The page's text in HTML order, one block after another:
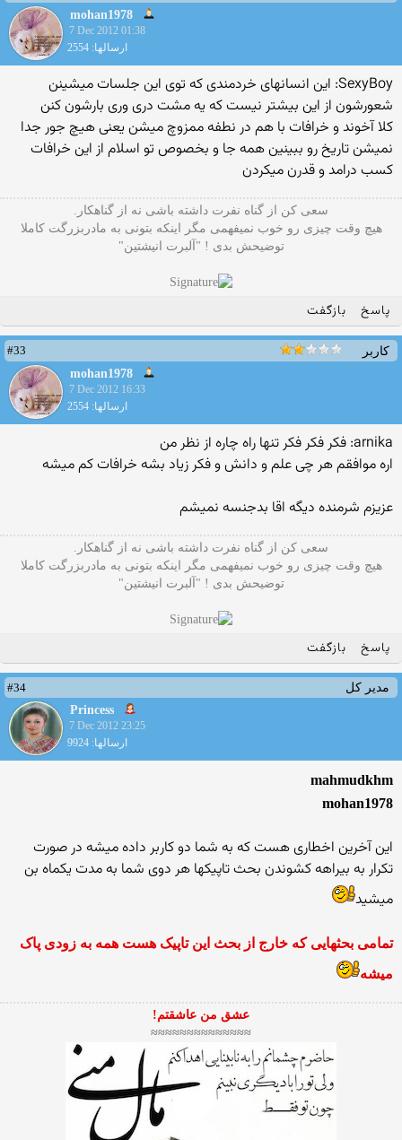
mohan1978
7 Dec 2012 01:38
ارسالها: 2554
SexyBoy: این انسانهای خردمندی که توی این جلسات میشینن
شعورشون از این بیشتر نیست که یه مشت دری وری بارشون کنن
کلا آخوند و خرافات با هم در نطفه ممزوچ میشن یعنی هیچ جور جدا
نمیشن تاریخ رو ببینین همه جا و بخصوص تو اسلام از این خرافات
کسب درامد و قدرن میکردن
سعی کن از گناه نفرت داشته باشی نه از گناهکار.
هیچ وقت چیزی رو خوب نمیفهمی مگر اینکه بتونی به مادربزرگت کاملا
توضیحش بدی ! "آلبرت انیشتین"
پاسخ بازگفت
کاربر
#33
mohan1978
7 Dec 2012 16:33
ارسالها: 2554
arnika: فکر فکر فکر تنها راه چاره از نظر من
اره موافقم هر چی علم و دانش و فکر زیاد بشه خرافات کم میشه
عزیزم شرمنده دیگه اقا بدجنسه نمیشم
سعی کن از گناه نفرت داشته باشی نه از گناهکار.
هیچ وقت چیزی رو خوب نمیفهمی مگر اینکه بتونی به مادربزرگت کاملا
توضیحش بدی ! "آلبرت انیشتین"
پاسخ بازگفت
مدیر کل
#34
Princess
7 Dec 2012 23:25
ارسالها: 9924
mahmudkhm
mohan1978
این آخرین اخطاری هست که به شما دو کاربر داده میشه در صورت
تکرار به بیراهه کشوندن بحث تاپیکها هر دوی شما به مدت یکماه بن
میشید
تمامی بحثهایی که خارج از بحث این تاپیک هست همه به زودی پاک
میشه
عشق من عاشقتم!
≈≈≈≈≈≈≈≈≈≈≈≈≈≈